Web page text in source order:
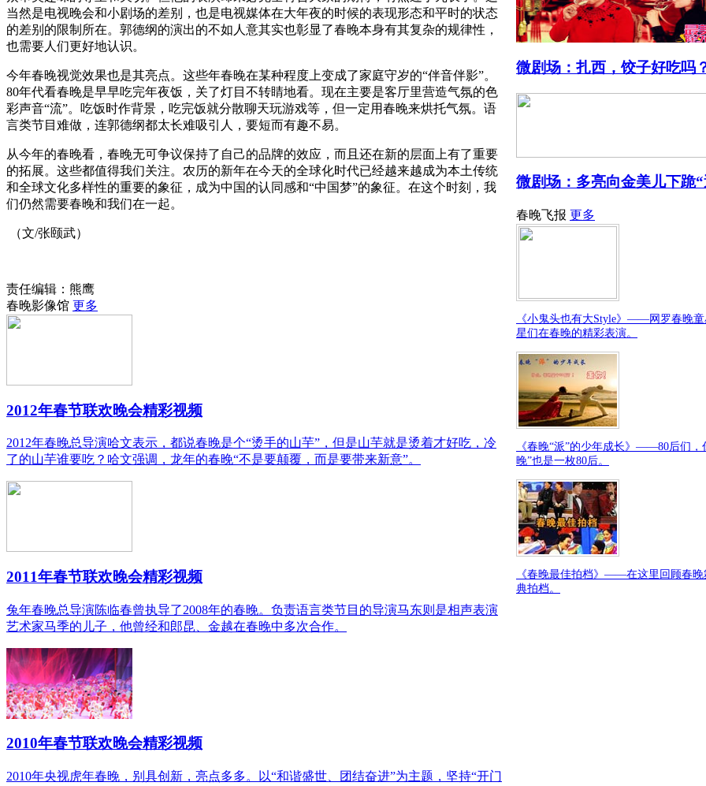
当然是电视晚会和小剧场的差别，也是电视媒体在大年夜的时候的表现形态和平时的状态
的差别的限制所在。郭德纲的演出的不如人意其实也彰显了春晚本身有其复杂的规律性，
也需要人们更好地认识。
今年春晚视觉效果也是其亮点。这些年春晚在某种程度上变成了家庭守岁的“伴音伴影”。
80年代看春晚是早早吃完年夜饭，关了灯目不转睛地看。现在主要是客厅里营造气氛的色
彩声音“流”。吃饭时作背景，吃完饭就分散聊天玩游戏等，但一定用春晚来烘托气氛。语
言类节目难做，连郭德纲都太长难吸引人，要短而有趣不易。
从今年的春晚看，春晚无可争议保持了自己的品牌的效应，而且还在新的层面上有了重要
的拓展。这些都值得我们关注。农历的新年在今天的全球化时代已经越来越成为本土传统
和全球文化多样性的重要的象征，成为中国的认同感和“中国梦”的象征。在这个时刻，我
们仍然需要春晚和我们在一起。
（文/张颐武）
责任编辑：熊鹰
春晚影像馆 更多
2012年春节联欢晚会精彩视频
2012年春晚总导演哈文表示，都说春晚是个“烫手的山芋”，但是山芋就是烫着才好吃，冷
了的山芋谁要吃？哈文强调，龙年的春晚“不是要颠覆，而是要带来新意”。
2011年春节联欢晚会精彩视频
兔年春晚总导演陈临春曾执导了2008年的春晚。负责语言类节目的导演马东则是相声表演
艺术家马季的儿子，他曾经和郎昆、金越在春晚中多次合作。
2010年春节联欢晚会精彩视频
2010年央视虎年春晚，别具创新，亮点多多。以“和谐盛世、团结奋进”为主题，坚持“开门
微剧场：扎西，饺子好吃吗
微剧场：多亮向金美儿下跪
春晚飞报 更多
《小鬼头也有大Style》——网罗春晚
星们在春晚的精彩表演。
《春晚“派”的少年成长》——80后们，
晚”也是一枚80后。
《春晚最佳拍档》——在这里回顾春晚
典拍档。